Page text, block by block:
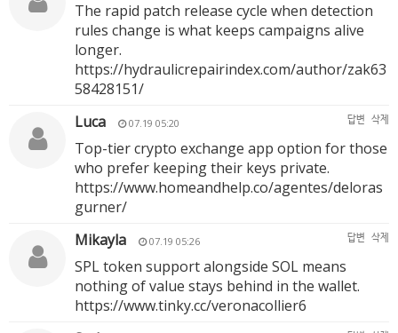
The rapid patch release cycle when detection
rules change is what keeps campaigns alive
longer.
https://hydraulicrepairindex.com/author/zak63
58428151/
Luca
07.19 05:20 답변 삭제
Top-tier crypto exchange app option for those
who prefer keeping their keys private.
https://www.homeandhelp.co/agentes/deloras
gurner/
Mikayla
07.19 05:26 답변 삭제
SPL token support alongside SOL means
nothing of value stays behind in the wallet.
https://www.tinky.cc/veronacollier6